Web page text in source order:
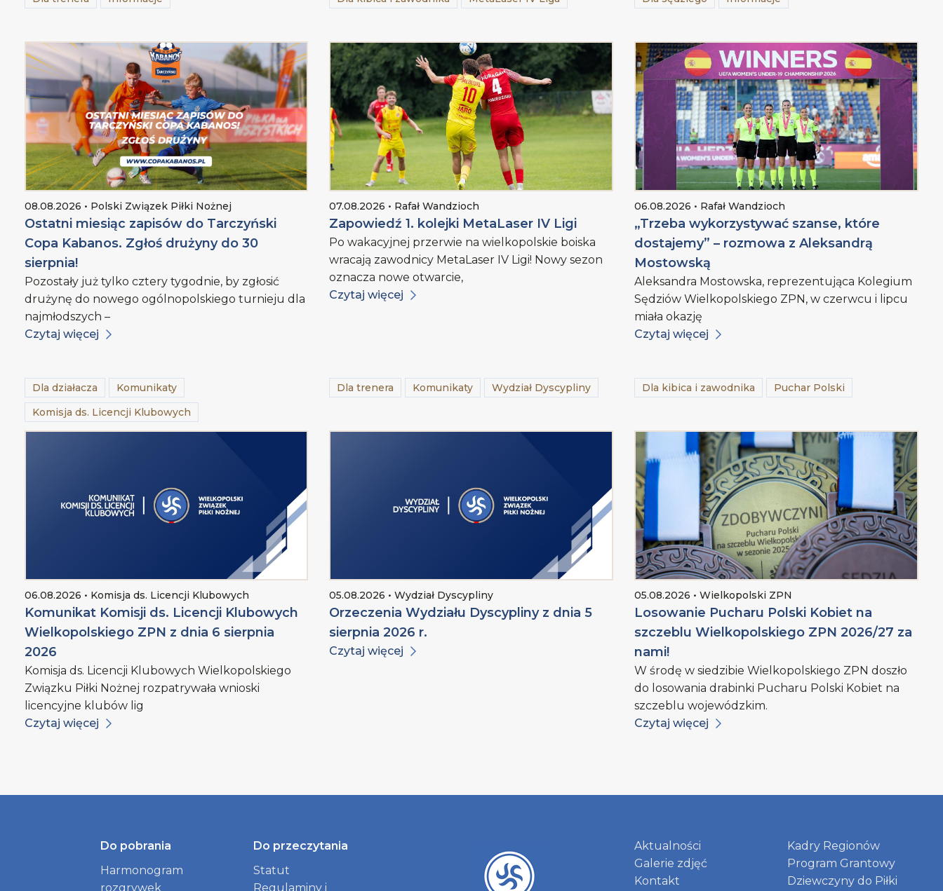
08.08.2026 • Polski Związek Piłki Nożnej
Ostatni miesiąc zapisów do Tarczyński
Copa Kabanos. Zgłoś drużyny do 30
sierpnia!
Pozostały już tylko cztery tygodnie, by zgłosić
drużynę do nowego ogólnopolskiego turnieju dla
najmłodszych –
Czytaj więcej
07.08.2026 • Rafał Wandzioch
Zapowiedź 1. kolejki MetaLaser IV Ligi
Po wakacyjnej przerwie na wielkopolskie boiska
wracają zawodnicy MetaLaser IV Ligi! Nowy sezon
oznacza nowe otwarcie,
Czytaj więcej
06.08.2026 • Rafał Wandzioch
„Trzeba wykorzystywać szanse, które
dostajemy” – rozmowa z Aleksandrą
Mostowską
Aleksandra Mostowska, reprezentująca Kolegium
Sędziów Wielkopolskiego ZPN, w czerwcu i lipcu
miała okazję
Czytaj więcej
Dla działacza
Komunikaty
Komisja ds. Licencji Klubowych
06.08.2026 • Komisja ds. Licencji Klubowych
Komunikat Komisji ds. Licencji Klubowych
Wielkopolskiego ZPN z dnia 6 sierpnia
2026
Komisja ds. Licencji Klubowych Wielkopolskiego
Związku Piłki Nożnej rozpatrywała wnioski
licencyjne klubów lig
Czytaj więcej
Dla trenera Komunikaty Wydział Dyscypliny
05.08.2026 • Wydział Dyscypliny
Orzeczenia Wydziału Dyscypliny z dnia 5
sierpnia 2026 r.
Czytaj więcej
Dla kibica i zawodnika Puchar Polski
05.08.2026 • Wielkopolski ZPN
Losowanie Pucharu Polski Kobiet na
szczeblu Wielkopolskiego ZPN 2026/27 za
nami!
W środę w siedzibie Wielkopolskiego ZPN doszło
do losowania drabinki Pucharu Polski Kobiet na
szczeblu wojewódzkim.
Czytaj więcej
Do pobrania
Harmonogram
rozgrywek
Do przeczytania
Statut
Regulaminy i
Aktualności
Galerie zdjęć
Kontakt
Kadry Regionów
Program Grantowy
Dziewczyny do Piłki